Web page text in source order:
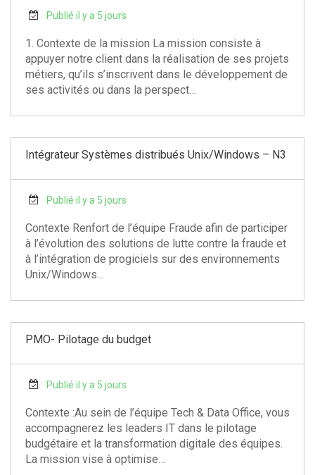
Publié il y a 5 jours
1. Contexte de la mission La mission consiste à
appuyer notre client dans la réalisation de ses projets
métiers, qu’ils s’inscrivent dans le développement de
ses activités ou dans la perspect…
Intégrateur Systèmes distribués Unix/Windows – N3
Publié il y a 5 jours
Contexte Renfort de l’équipe Fraude afin de participer
à l’évolution des solutions de lutte contre la fraude et
à l’intégration de progiciels sur des environnements
Unix/Windows…
PMO- Pilotage du budget
Publié il y a 5 jours
Contexte :Au sein de l’équipe Tech & Data Office, vous
accompagnerez les leaders IT dans le pilotage
budgétaire et la transformation digitale des équipes.
La mission vise à optimise…